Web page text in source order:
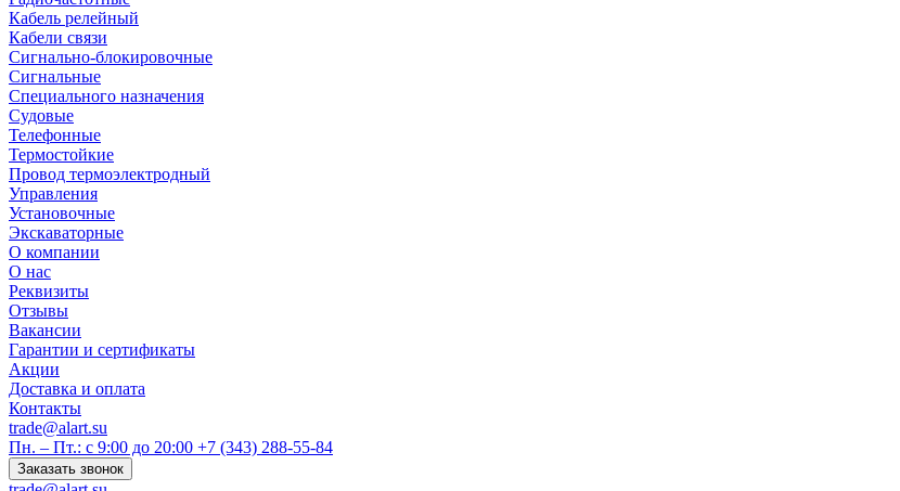
Кабель релейный
Кабели связи
Сигнально-блокировочные
Сигнальные
Специального назначения
Судовые
Телефонные
Термостойкие
Провод термоэлектродный
Управления
Установочные
Экскаваторные
О компании
О нас
Реквизиты
Отзывы
Вакансии
Гарантии и сертификаты
Акции
Доставка и оплата
Контакты
trade@alart.su
Пн. – Пт.: с 9:00 до 20:00 +7 (343) 288-55-84
Заказать звонок